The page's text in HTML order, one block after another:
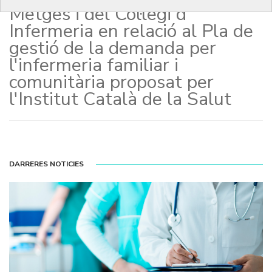
Metges i del Col·legi d'
Infermeria en relació al Pla de
gestió de la demanda per
l'infermeria familiar i
comunitària proposat per
l'Institut Català de la Salut
DARRERES NOTICIES